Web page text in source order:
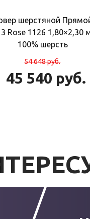
шерстяной
Rose 1126 1,80×2,30
100% шерсть
54 648руб.
45 540 руб.